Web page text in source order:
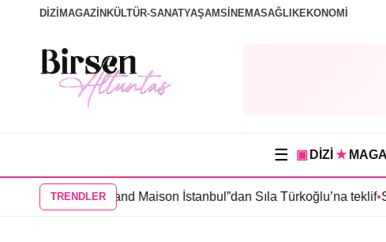
DİZİ MAGAZİN KÜLTÜR-SANATYAŞAMSİNEMASAĞLIKEKONOMİ
☰ ▣ DİZİ ★
TRENDLER
“Grand Maison İstanbul”dan Sıla Türkoğlu’na teklif•Sahra Kübra